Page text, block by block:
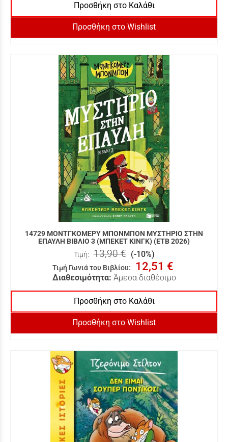
Προσθήκη στο Καλάθι
Προσθήκη στο Wishlist
14729 ΜΟΝΤΓΚΟΜΕΡΥ ΜΠΟΝΜΠΟΝ ΜΥΣΤΗΡΙΟ ΣΤΗΝ
ΕΠΑΥΛΗ ΒΙΒΛΙΟ 3 (ΜΠΕΚΕΤ ΚΙΝΓΚ) (ΕΤΒ 2026)
Τιμή: 13,90 € (-10%)
Τιμή Γωνιά του Βιβλίου: 12,51 €
Διαθεσιμότητα: Άμεσα διαθέσιμο
Προσθήκη στο Καλάθι
Προσθήκη στο Wishlist